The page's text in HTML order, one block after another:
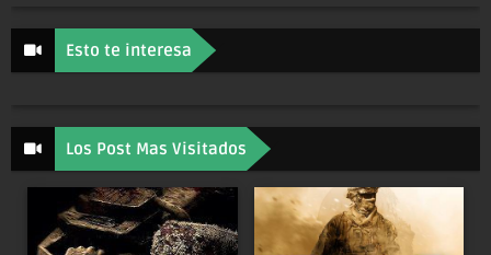
Esto te interesa
Los Post Mas Visitados